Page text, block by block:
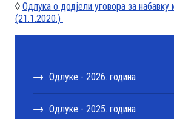
◊ Одлука о додјели уговора за набавку
(21.1.2020.)
Одлуке - 2026. година
Одлуке - 2025. година